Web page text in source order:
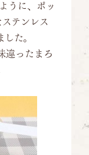
うに、ポッ
テンレス
た。
違ったまろ